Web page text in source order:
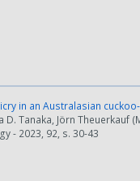
in an Australasian
Tanaka, Jörn Theuerkauf
- 2023, 92, s. 30-43